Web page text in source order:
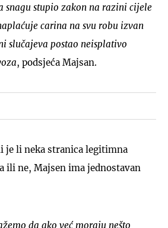
snagu stupio zakon na razini cijele
carina na svu robu izvan
slučajeva postao neisplativo
, podsjeća Majsan.
je li neka stranica legitimna
ili ne, Majsen ima jednostavan
da ako već moraju nešto